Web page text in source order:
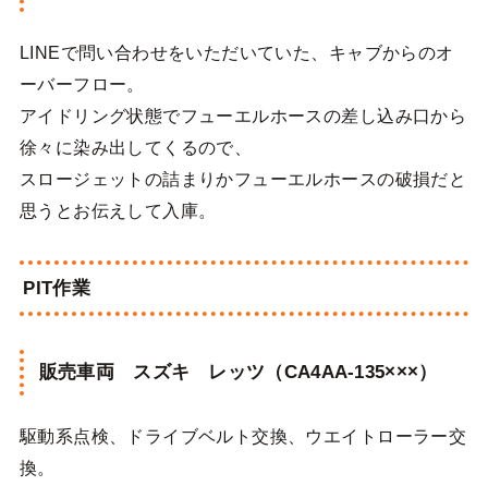
LINEで問い合わせをいただいていた、キャブからのオ
ーバーフロー。
アイドリング状態でフューエルホースの差し込み口から
徐々に染み出してくるので、
スロージェットの詰まりかフューエルホースの破損だと
思うとお伝えして入庫。
PIT作業
販売車両 スズキ レッツ（CA4AA-135×××）
駆動系点検、ドライブベルト交換、ウエイトローラー交
換。